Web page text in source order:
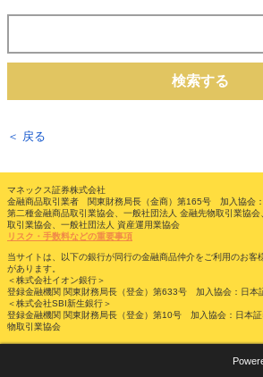
検索する
＜ 戻る
マネックス証券株式会社
金融商品取引業者 関東財務局長（金商）第165号 加入協会：
第二種金融商品取引業協会、一般社団法人 金融先物取引業協
取引業協会、一般社団法人 資産運用業協会
リスク・手数料などの重要事項
当サイトは、以下の銀行が同行の金融商品仲介をご利用のお客
があります。
＜株式会社イオン銀行＞
登録金融機関 関東財務局長（登金）第633号 加入協会：日本
＜株式会社SBI新生銀行＞
登録金融機関 関東財務局長（登金）第10号 加入協会：日本
物取引業協会